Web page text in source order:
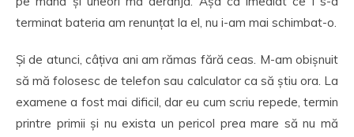
terminat bateria am renunțat la el, nu i-am mai schimbat-o.
Și de atunci, câțiva ani am rămas fără ceas. M-am obișnuit
să mă folosesc de telefon sau calculator ca să știu ora. La
examene a fost mai dificil, dar eu cum scriu repede, termin
printre primii și nu exista un pericol prea mare să nu mă